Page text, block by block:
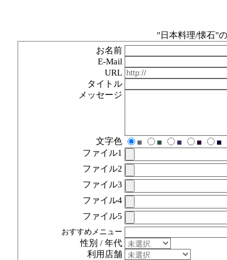
"日本料理/懐石"
お名前
E-Mail
URL
タイトル
メッセージ
文字色 ■ ■ ■ ■ ■
ファイル1
ファイル2
ファイル3
ファイル4
ファイル5
おすすめメニュー
性別 / 年代
利用店舗